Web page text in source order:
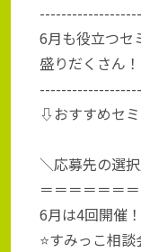
6月も役立つセ
盛りだくさん！
⇩おすすめセ
＼応募先の選
＝＝＝＝＝＝
6月は4回開催！
⭐すみっこ相談